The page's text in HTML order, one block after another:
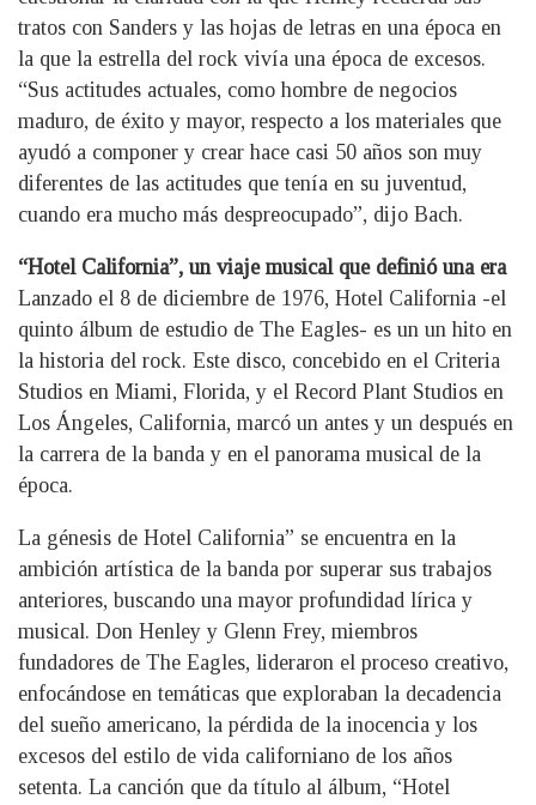
tratos con Sanders y las hojas de letras en una época en
la que la estrella del rock vivía una época de excesos.
“Sus actitudes actuales, como hombre de negocios
maduro, de éxito y mayor, respecto a los materiales que
ayudó a componer y crear hace casi 50 años son muy
diferentes de las actitudes que tenía en su juventud,
cuando era mucho más despreocupado”, dijo Bach.
“Hotel California”, un viaje musical que definió una era
Lanzado el 8 de diciembre de 1976, Hotel California -el
quinto álbum de estudio de The Eagles- es un un hito en
la historia del rock. Este disco, concebido en el Criteria
Studios en Miami, Florida, y el Record Plant Studios en
Los Ángeles, California, marcó un antes y un después en
la carrera de la banda y en el panorama musical de la
época.
La génesis de Hotel California” se encuentra en la
ambición artística de la banda por superar sus trabajos
anteriores, buscando una mayor profundidad lírica y
musical. Don Henley y Glenn Frey, miembros
fundadores de The Eagles, lideraron el proceso creativo,
enfocándose en temáticas que exploraban la decadencia
del sueño americano, la pérdida de la inocencia y los
excesos del estilo de vida californiano de los años
setenta. La canción que da título al álbum, “Hotel